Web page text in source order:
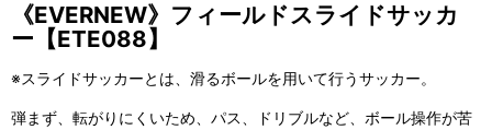
《EVERNEW》フィールドスライドサッカ
ー【ETE088】
※スライドサッカーとは、滑るボールを用いて行うサッカー。
弾まず、転がりにくいため、パス、ドリブルなど、ボール操作が苦